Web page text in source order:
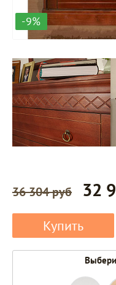
-9%
36 304 руб 32
Купить